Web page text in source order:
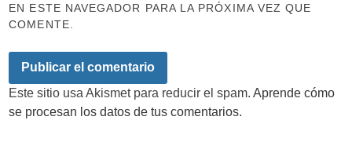
EN ESTE NAVEGADOR PARA LA PRÓXIMA VEZ QUE
COMENTE.
Este sitio usa Akismet para reducir el spam.Aprende cómo
se procesan los datos de tus comentarios.